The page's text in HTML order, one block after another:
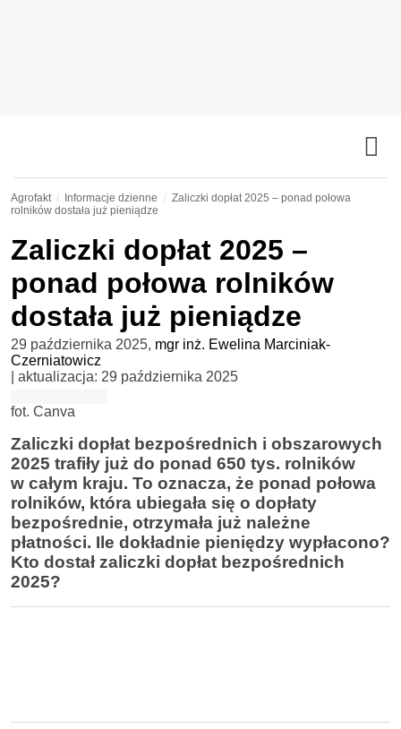
Agrofakt Informacje dzienne
Zaliczki dopłat 2025 – ponad połowa
rolników dostała już pieniądze
Zaliczki dopłat 2025 –
ponad połowa rolników
dostała już pieniądze
29 października 2025, mgr inż. Ewelina Marciniak-
Czerniatowicz
| aktualizacja: 29 października 2025
fot. Canva
Zaliczki dopłat bezpośrednich i obszarowych
2025 trafiły już do ponad 650 tys. rolników
w całym kraju. To oznacza, że ponad połowa
rolników, która ubiegała się o dopłaty
bezpośrednie, otrzymała już należne
płatności. Ile dokładnie pieniędzy wypłacono?
Kto dostał zaliczki dopłat bezpośrednich
2025?